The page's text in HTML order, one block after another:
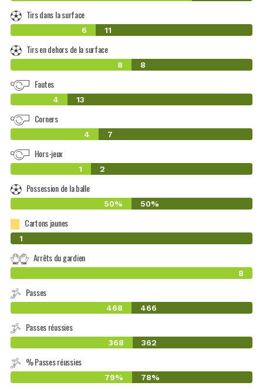
Tirs dans la surface
6 11
Tirs en dehors de la surface
8 8
Fautes
4 13
Corners
4 7
Hors-jeux
1 2
Possession de la balle
50% 50%
Cartons jaunes
0
1
Arrêts du gardien
8
Passes
468 466
Passes réussies
368 362
% Passes réussies
79% 78%